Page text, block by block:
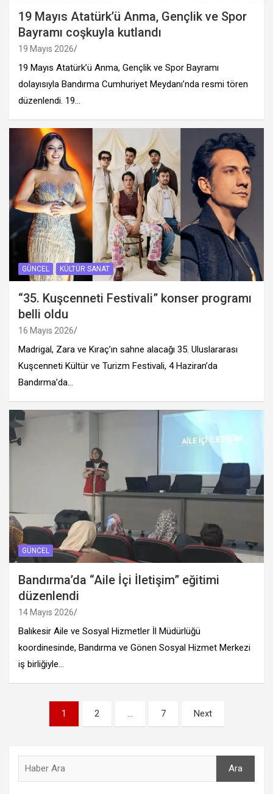
19 Mayıs Atatürk’ü Anma, Gençlik ve Spor
Bayramı coşkuyla kutlandı
19 Mayıs 2026
19 Mayıs Atatürk’ü Anma, Gençlik ve Spor Bayramı
dolayısıyla Bandırma Cumhuriyet Meydanı’nda resmi tören
düzenlendi. 19…
GÜNCEL KÜLTÜR SANAT
“35. Kuşcenneti Festivali” konser programı
belli oldu
16 Mayıs 2026
Madrigal, Zara ve Kıraç’ın sahne alacağı 35. Uluslararası
Kuşcenneti Kültür ve Turizm Festivali, 4 Haziran’da
Bandırma’da…
GÜNCEL
Bandırma’da “Aile İçi İletişim” eğitimi
düzenlendi
14 Mayıs 2026
Balıkesir Aile ve Sosyal Hizmetler İl Müdürlüğü
koordinesinde, Bandırma ve Gönen Sosyal Hizmet Merkezi
iş birliğiyle…
sayfalandırması
1 2 7 Next
Ara